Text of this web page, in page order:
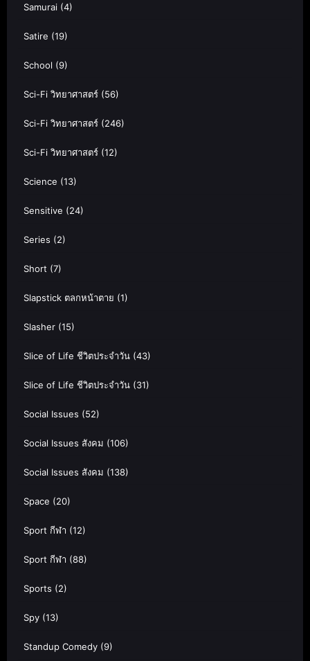
Samurai (4)
Satire (19)
School (9)
Sci-Fi วิทยาศาสตร์ (56)
Sci-Fi วิทยาศาสตร์ (246)
Sci-Fi วิทยาศาสตร์ (12)
Science (13)
Sensitive (24)
Series (2)
Short (7)
Slapstick ตลกหน้าตาย (1)
Slasher (15)
Slice of Life ชีวิตประจำวัน (43)
Slice of Life ชีวิตประจำวัน (31)
Social Issues (52)
Social Issues สังคม (106)
Social Issues สังคม (138)
Space (20)
Sport กีฬา (12)
Sport กีฬา (88)
Sports (2)
Spy (13)
Standup Comedy (9)